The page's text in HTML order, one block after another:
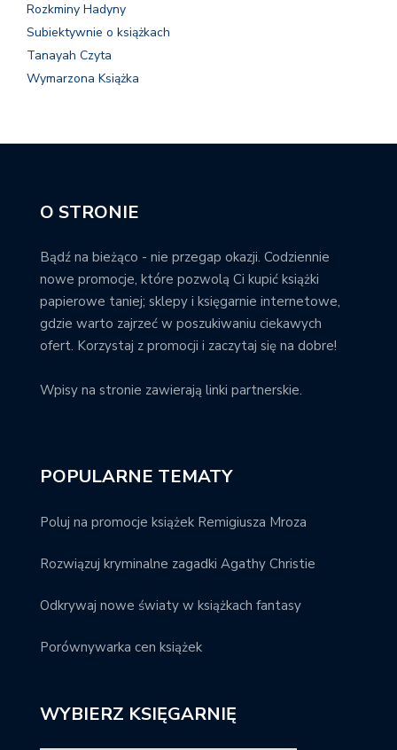
Rozkminy Hadyny
Subiektywnie o książkach
Tanayah Czyta
Wymarzona Książka
O STRONIE
Bądź na bieżąco - nie przegap okazji. Codziennie
nowe promocje, które pozwolą Ci kupić książki
papierowe taniej; sklepy i księgarnie internetowe,
gdzie warto zajrzeć w poszukiwaniu ciekawych
ofert. Korzystaj z promocji i zaczytaj się na dobre!
Wpisy na stronie zawierają linki partnerskie.
POPULARNE TEMATY
Poluj na promocje książek Remigiusza Mroza
Rozwiązuj kryminalne zagadki Agathy Christie
Odkrywaj nowe światy w książkach fantasy
Porównywarka cen książek
WYBIERZ KSIĘGARNIĘ